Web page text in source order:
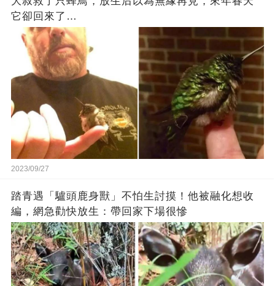
它卻回來了…
2023/09/27
踏青遇「驢頭鹿身獸」不怕生討摸！他被融化想收
編，網急勸快放生：帶回家下場很慘